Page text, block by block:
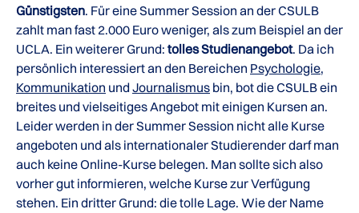
Günstigsten. Für eine Summer Session an der CSULB
zahlt man fast 2.000 Euro weniger, als zum Beispiel an der
UCLA. Ein weiterer Grund: tolles Studienangebot. Da ich
persönlich interessiert an den Bereichen Psychologie,
Kommunikation und Journalismus bin, bot die CSULB ein
breites und vielseitiges Angebot mit einigen Kursen an.
Leider werden in der Summer Session nicht alle Kurse
angeboten und als internationaler Studierender darf man
auch keine Online-Kurse belegen. Man sollte sich also
vorher gut informieren, welche Kurse zur Verfügung
stehen. Ein dritter Grund: die tolle Lage. Wie der Name